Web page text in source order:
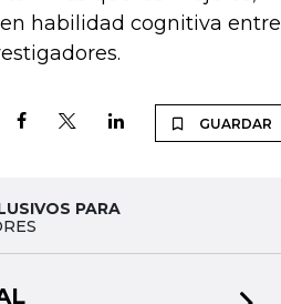
habilidad cognitiva entre
GUARDAR
PARA